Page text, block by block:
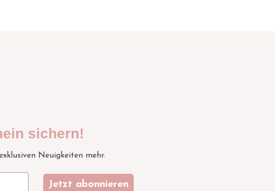
sichern!
Neuigkeiten mehr.
Jetzt abonnieren